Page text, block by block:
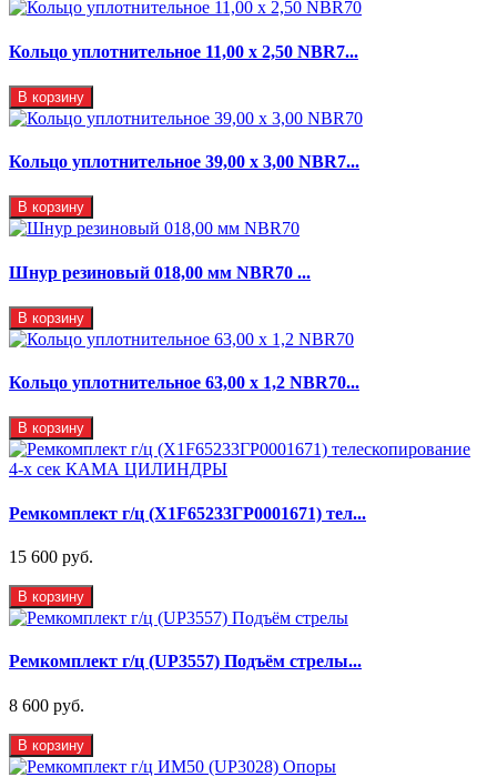
Кольцо уплотнительное 11,00 х 2,50 NBR7...
В корзину
Кольцо уплотнительное 39,00 х 3,00 NBR7...
В корзину
Шнур резиновый 018,00 мм NBR70 ...
В корзину
Кольцо уплотнительное 63,00 х 1,2 NBR70...
В корзину
Ремкомплект г/ц (X1F65233ГР0001671) тел...
15 600 руб.
В корзину
Ремкомплект г/ц (UP3557) Подъём стрелы...
8 600 руб.
В корзину